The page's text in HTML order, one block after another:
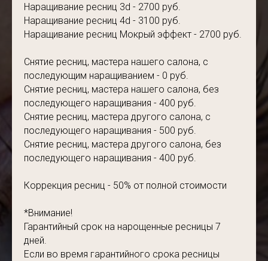
Наращивание ресниц 3d - 2700 руб.
Наращивание ресниц 4d - 3100 руб.
Наращивание ресниц Мокрый эффект - 2700 руб.
Снятие ресниц, мастера нашего салона, с
последующим наращиванием - 0 руб.
Снятие ресниц, мастера нашего салона, без
последующего наращивания - 400 руб.
Снятие ресниц, мастера другого салона, с
последующего наращивания - 500 руб.
Снятие ресниц, мастера другого салона, без
последующего наращивания - 400 руб.
Коррекция ресниц - 50% от полной стоимости
*Внимание!
Гарантийный срок на нарощенные ресницы 7
дней.
Если во время гарантийного срока ресницы